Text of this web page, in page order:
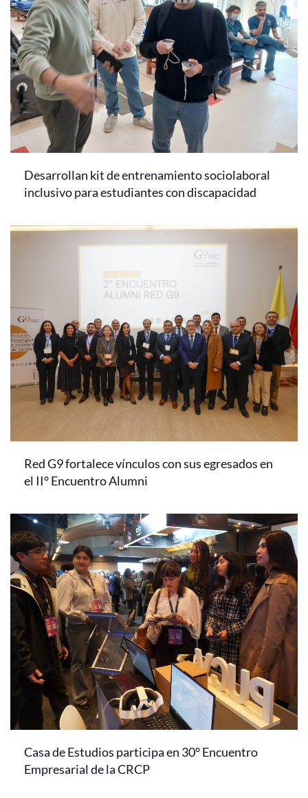
Desarrollan kit de entrenamiento sociolaboral
inclusivo para estudiantes con discapacidad
Red G9 fortalece vínculos con sus egresados en
el II° Encuentro Alumni
Casa de Estudios participa en 30° Encuentro
Empresarial de la CRCP